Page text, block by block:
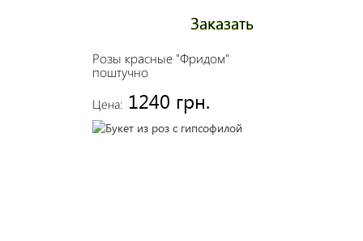
Розы красные "Фридом"
поштучно
Цена: 1240 грн.
Заказать